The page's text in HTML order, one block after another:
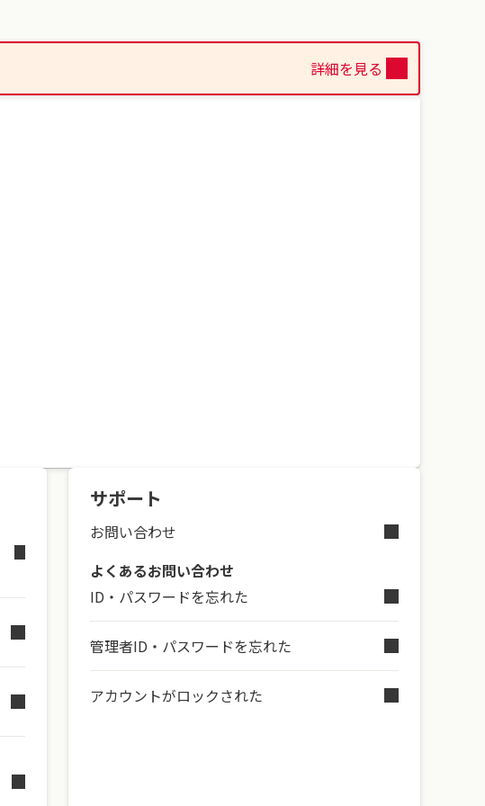
詳細を見る
サポート
お問い合わせ
よくあるお問い合わせ
ID・パスワードを忘れた
管理者ID・パスワードを忘れた
アカウントがロックされた